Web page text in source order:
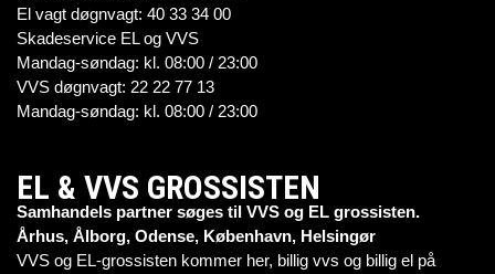
El vagt døgnvagt: 40 33 34 00
Skadeservice EL og VVS
Mandag-søndag: kl. 08:00 / 23:00
VVS døgnvagt: 22 22 77 13
Mandag-søndag: kl. 08:00 / 23:00
EL & VVS GROSSISTEN
Samhandels partner søges til VVS og EL grossisten.
Århus, Ålborg, Odense, København, Helsingør
VVS og EL-grossisten kommer her, billig vvs og billig el på